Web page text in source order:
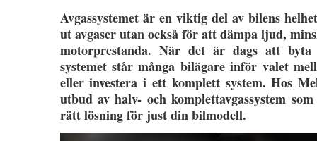
Avgassystemet är en viktig del av bilens
ut avgaser utan också för att dämpa ljud,
motorprestanda. När det är dags att
systemet står många bilägare inför valet
eller investera i ett komplett system. Hos
utbud av halv- och komplettavgassystem
rätt lösning för just din bilmodell.